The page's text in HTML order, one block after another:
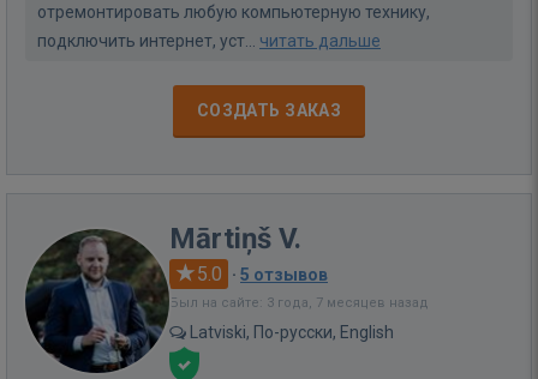
отремонтировать любую компьютерную технику,
подключить интернет, уст... читать дальше
СОЗДАТЬ ЗАКАЗ
Mārtiņš V.
5.0 · 5 отзывов
Был на сайте: 3 года, 7 месяцев назад
Latviski, По-русски, English